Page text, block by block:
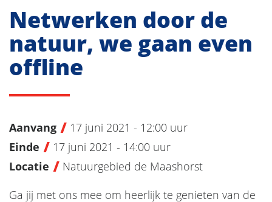
Netwerken door de
natuur, we gaan even
offline
Aanvang
17 juni 2021 - 12:00 uur
Einde
17 juni 2021 - 14:00 uur
Locatie
Natuurgebied de Maashorst
Ga jij met ons mee om heerlijk te genieten van de